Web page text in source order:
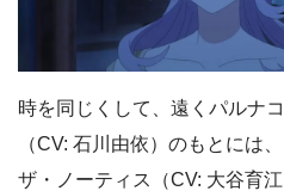
時を同じくして、遠くパルナ
（CV: 石川由依）のもとには
ザ・ノーティス（CV: 大谷育